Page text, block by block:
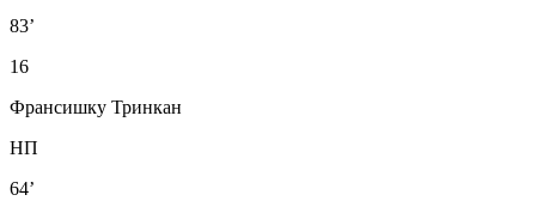
83’
16
Франсишку Тринкан
НП
64’